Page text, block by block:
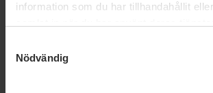
information som du har tillhandahållit
Nödvändig
Bakgrund